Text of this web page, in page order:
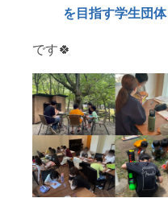
を目指す学生団体
です🍀